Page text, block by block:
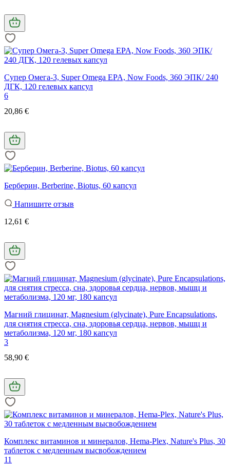
Супер Омега-3, Super Omega EPA, Now Foods, 360 ЭПК/ 240
ДГК, 120 гелевых капсул
6
20,86 €
Берберин, Berberine, Biotus, 60 капсул
Напишите отзыв
12,61 €
Магний глицинат, Magnesium (glycinate), Pure Encapsulations,
для снятия стресса, сна, здоровья сердца, нервов, мышц и
метаболизма, 120 мг, 180 капсул
3
58,90 €
Комплекс витаминов и минералов, Hema-Plex, Nature's Plus, 30
таблеток с медленным высвобождением
11